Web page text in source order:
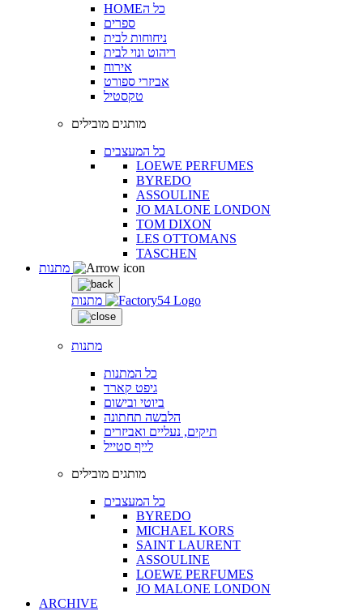
HOMEכל ה
ספרים
ניחוחות לבית
ריהוט ונוי לבית
אירוח
אביזרי ספורט
טקסטיל
מותגים מובילים
כל המעצבים
LOEWE PERFUMES
BYREDO
ASSOULINE
JO MALONE LONDON
TOM DIXON
LES OTTOMANS
TASCHEN
מתנות
מתנות
כל המתנות
גיפט קארד
ביוטי ובישום
הלבשה תחתונה
תיקים, נעליים ואביזרים
לייף סטייל
מותגים מובילים
כל המעצבים
BYREDO
MICHAEL KORS
SAINT LAURENT
ASSOULINE
LOEWE PERFUMES
JO MALONE LONDON
ARCHIVE